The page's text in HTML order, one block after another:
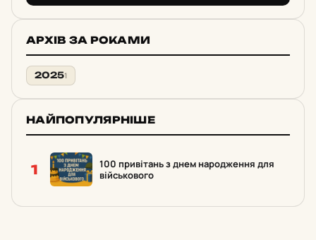
АРХІВ ЗА РОКАМИ
20251
НАЙПОПУЛЯРНІШЕ
1
100 привітань з днем народження для
військового